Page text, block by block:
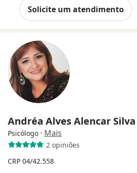
Solicite um atendimento
Andréa Alves Alencar Silva
Psicólogo · Mais
2 opiniões
CRP 04/42.558